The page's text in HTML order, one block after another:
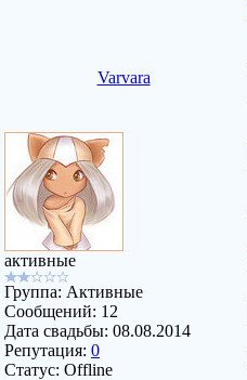
Varvara
активные
Группа: Активные
Сообщений: 12
Дата свадьбы: 08.08.2014
Репутация: 0
Статус: Offline